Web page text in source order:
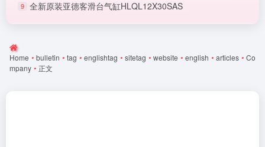
9 全新原装亚德客滑台气缸HLQL12X30SAS
Home • bulletin • tag • englishtag • sitetag • website • english • articles • Co
mpany • 正文